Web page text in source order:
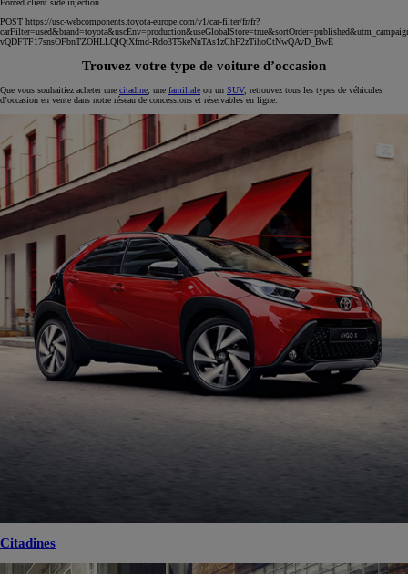
Forced client side injection
POST https://usc-webcomponents.toyota-europe.com/v1/car-filter/fr/fr?
vQDFTF17snsOFbnTZOHLLQlQtXfmd-Rdo3T5keNnTAs1zChF2zTihoCtNwQAvD_BwE
Trouvez votre type de voiture d’occasion
Que vous souhaitiez acheter une citadine , une familiale ou un SUV, retrouvez tous les types de véhicules
d’occasion en vente dans notre réseau de concessions et réservables en ligne.
Citadines